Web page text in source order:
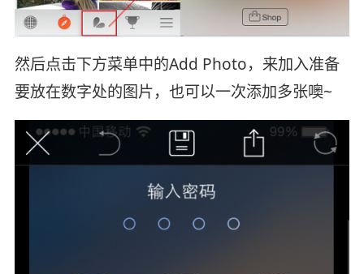
然后点击下方菜单中的Add Photo，来加入准备
要放在数字处的图片，也可以一次添加多张噢~